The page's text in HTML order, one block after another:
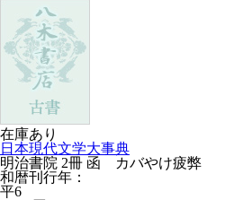
在庫あり
日本現代文学大事典
明治書院 2冊 函 カバやけ疲弊
和暦刊行年：
平6